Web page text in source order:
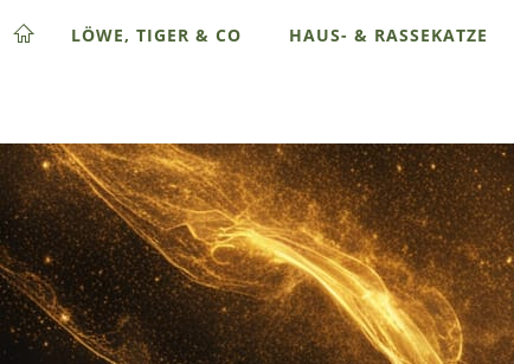
LÖWE, TIGER & CO HAUS- & RASSEKATZE